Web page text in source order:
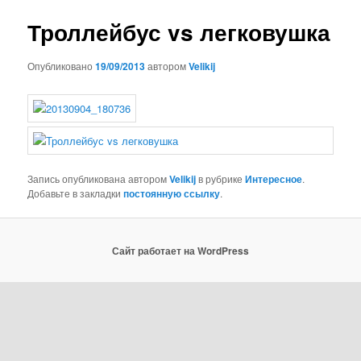
Троллейбус vs легковушка
Опубликовано19/09/2013авторомVelikij
Запись опубликована авторомVelikijв рубрикеИнтересное.
Добавьте в закладкипостоянную ссылку.
Сайт работает на WordPress